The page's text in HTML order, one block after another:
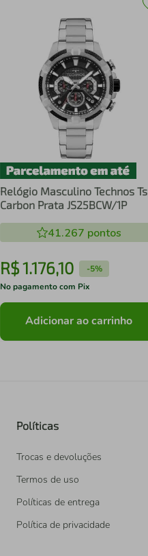
Relógio Masculino Technos Ts
Carbon Prata JS25BCW/1P
41.267 pontos
R$1.176,10 -5%
No pagamento com Pix
Adicionar ao carrinho
Políticas
Trocas e devoluções
Termos de uso
Políticas de entrega
Política de privacidade